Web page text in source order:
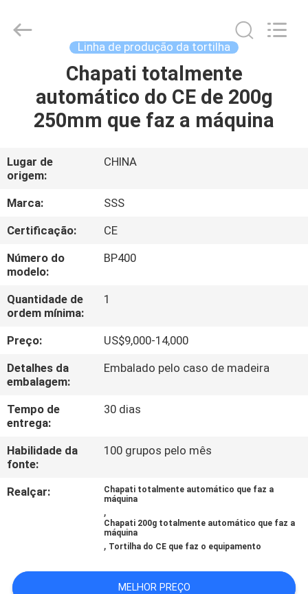
CASA
VÍDEOS
SOBRE
NÓS
VISITA
À
FÁBRICA
CONTROLE
DE
QUALIDADE
NOS
SOLICITE UM
ORÇAMENTO
Machinery
Technology
Linha de produção da tortilha
Chapati totalmente
automático do CE de 200g
250mm que faz a máquina
Lugar de
origem:
CHINA
Marca:
SSS
Certificação:
CE
Número do
modelo:
BP400
Quantidade de
ordem mínima:
1
Preço:
US$9,000-14,000
Detalhes da
embalagem:
Embalado pelo caso de madeira
Tempo de
entrega:
30 dias
Habilidade da
fonte:
100 grupos pelo mês
Realçar:
Chapati totalmente automático que faz a
máquina
,
Chapati 200g totalmente automático que faz a
máquina
, Tortilha do CE que faz o equipamento
MELHOR PREÇO